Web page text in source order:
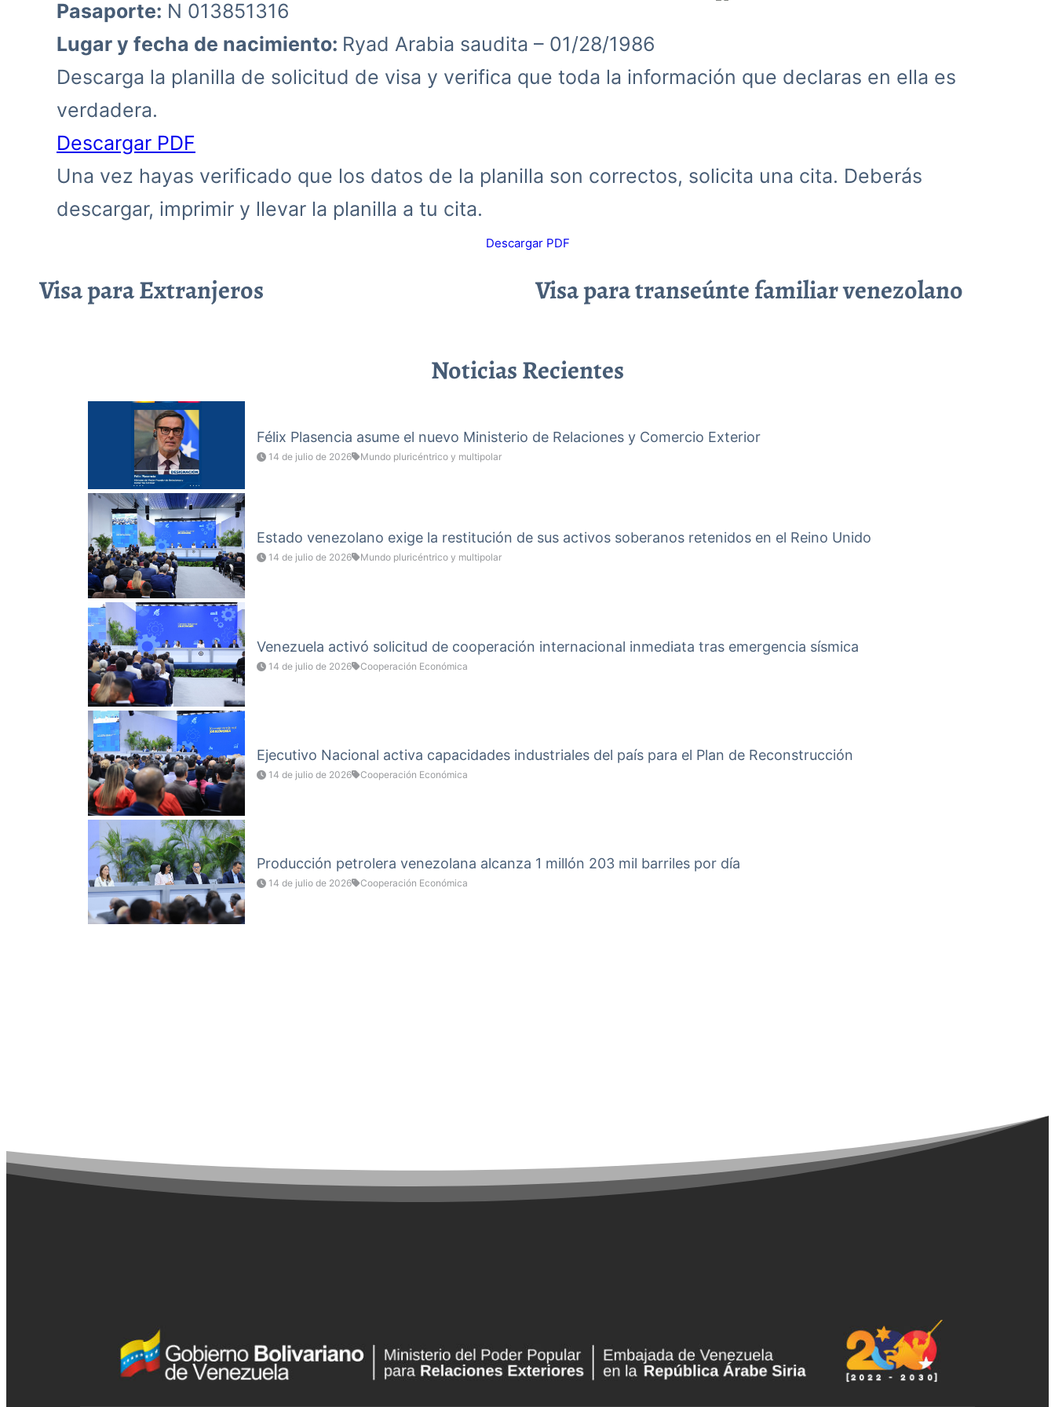
Pasaporte: N 013851316
Lugar y fecha de nacimiento: Ryad Arabia saudita – 01/28/1986
Descarga la planilla de solicitud de visa y verifica que toda la información que declaras en ella es
verdadera.
Descargar PDF
Una vez hayas verificado que los datos de la planilla son correctos, solicita una cita. Deberás
descargar, imprimir y llevar la planilla a tu cita.
Descargar PDF
Visa para Extranjeros Visa para transeúnte familiar venezolano
Noticias Recientes
Félix Plasencia asume el nuevo Ministerio de Relaciones y Comercio Exterior
14 de julio de 2026 Mundo pluricéntrico y multipolar
Estado venezolano exige la restitución de sus activos soberanos retenidos en el Reino Unido
14 de julio de 2026 Mundo pluricéntrico y multipolar
Venezuela activó solicitud de cooperación internacional inmediata tras emergencia sísmica
14 de julio de 2026 Cooperación Económica
Ejecutivo Nacional activa capacidades industriales del país para el Plan de Reconstrucción
14 de julio de 2026 Cooperación Económica
Producción petrolera venezolana alcanza 1 millón 203 mil barriles por día
14 de julio de 2026 Cooperación Económica